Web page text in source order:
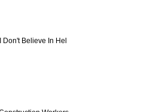
Don't Believe In Hel